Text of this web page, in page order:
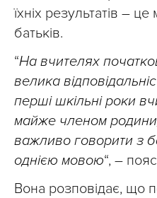
їхніх результатів – це
батьків.
“На вчителях
велика
перші шкільні роки
майже членом
важливо говорити з
однією мовою“, –
Вона розповідає, що